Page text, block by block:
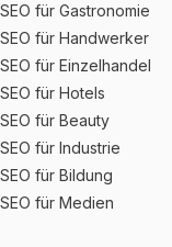
SEO für Gastronomie
SEO für Handwerker
SEO für Einzelhandel
SEO für Hotels
SEO für Beauty
SEO für Industrie
SEO für Bildung
SEO für Medien